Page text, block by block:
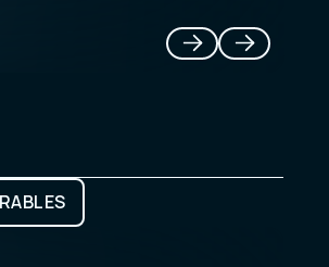
Précédent
Suivant